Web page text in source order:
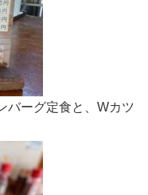
バーグ定食と、Wカツ